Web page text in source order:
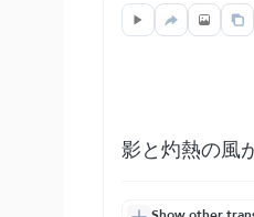
影と灼熱の風